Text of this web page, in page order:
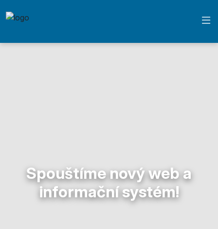
Spouštíme nový web a
informační systém!